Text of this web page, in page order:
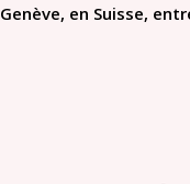
Genève, en Suisse,